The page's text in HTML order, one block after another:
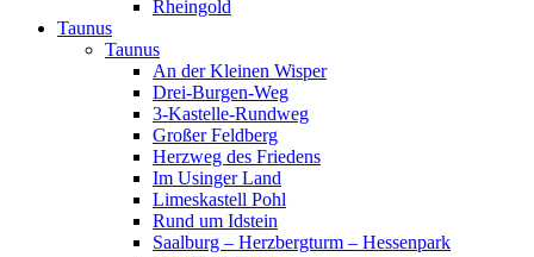
Rheingold
Taunus
Taunus
An der Kleinen Wisper
Drei-Burgen-Weg
3-Kastelle-Rundweg
Großer Feldberg
Herzweg des Friedens
Im Usinger Land
Limeskastell Pohl
Rund um Idstein
Saalburg – Herzbergturm – Hessenpark